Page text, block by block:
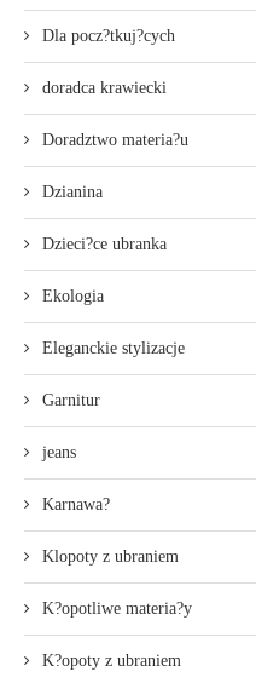
Dla pocz?tkuj?cych
doradca krawiecki
Doradztwo materia?u
Dzianina
Dzieci?ce ubranka
Ekologia
Eleganckie stylizacje
Garnitur
jeans
Karnawa?
Klopoty z ubraniem
K?opotliwe materia?y
K?opoty z ubraniem